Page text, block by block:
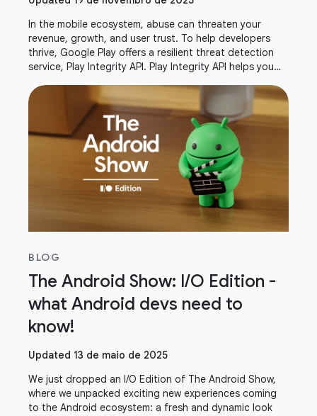
In the mobile ecosystem, abuse can threaten your
revenue, growth, and user trust. To help developers
thrive, Google Play offers a resilient threat detection
service, Play Integrity API. Play Integrity API helps you
BLOG
The Android Show: I/O Edition -
what Android devs need to
know!
Updated 13 de maio de 2025
We just dropped an I/O Edition of The Android Show,
where we unpacked exciting new experiences coming
to the Android ecosystem: a fresh and dynamic look